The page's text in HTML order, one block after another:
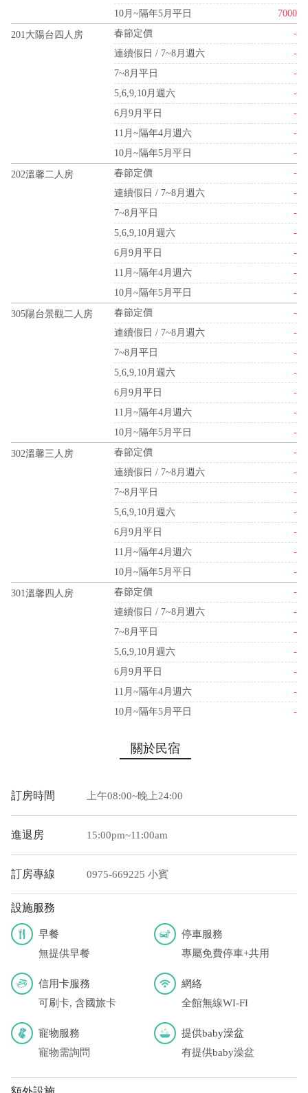
10月~隔年5月平日
7000
201大陽台四人房 春節定價
-
連續假日 / 7~8月週六
-
7~8月平日
-
5,6,9,10月週六
-
6月9月平日
-
11月~隔年4月週六
-
10月~隔年5月平日
-
202溫馨二人房 春節定價
-
連續假日 / 7~8月週六
-
7~8月平日
-
5,6,9,10月週六
-
6月9月平日
-
11月~隔年4月週六
-
10月~隔年5月平日
-
305陽台景觀二人房 春節定價
-
連續假日 / 7~8月週六
-
7~8月平日
-
5,6,9,10月週六
-
6月9月平日
-
11月~隔年4月週六
-
10月~隔年5月平日
-
302溫馨三人房 春節定價
-
連續假日 / 7~8月週六
-
7~8月平日
-
5,6,9,10月週六
-
6月9月平日
-
11月~隔年4月週六
-
10月~隔年5月平日
-
301溫馨四人房 春節定價
-
連續假日 / 7~8月週六
-
7~8月平日
-
5,6,9,10月週六
-
6月9月平日
-
11月~隔年4月週六
-
10月~隔年5月平日
-
關於民宿
訂房時間 上午08:00~晚上24:00
進退房 15:00pm~11:00am
訂房專線 0975-669225 小賓
設施服務
早餐
無提供早餐
停車服務
專屬免費停車+共用
信用卡服務
可刷卡, 含國旅卡
網絡
全館無線WI-FI
寵物服務
寵物需詢問
提供baby澡盆
有提供baby澡盆